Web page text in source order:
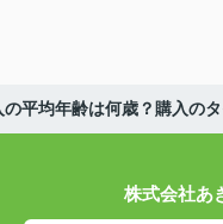
平均年齢は何歳？購入の
株式会社あ